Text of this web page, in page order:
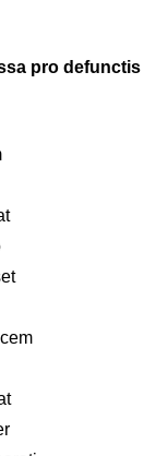
pro defunctis